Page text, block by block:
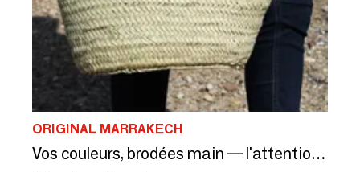
ORIGINAL MARRAKECH
Vos couleurs, brodées main — l'attention qui signe votre maison